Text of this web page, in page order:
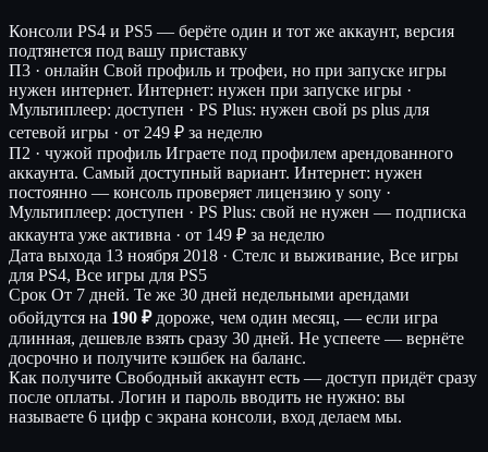
Консоли PS4 и PS5 — берёте один и тот же аккаунт, версия
подтянется под вашу приставку
П3 · онлайн Свой профиль и трофеи, но при запуске игры
нужен интернет. Интернет: нужен при запуске игры ·
Мультиплеер: доступен · PS Plus: нужен свой ps plus для
сетевой игры · от 249 ₽ за неделю
П2 · чужой профиль Играете под профилем арендованного
аккаунта. Самый доступный вариант. Интернет: нужен
постоянно — консоль проверяет лицензию у sony ·
Мультиплеер: доступен · PS Plus: свой не нужен — подписка
аккаунта уже активна · от 149 ₽ за неделю
Дата выхода 13 ноября 2018 · Стелс и выживание, Все игры
для PS4, Все игры для PS5
Срок От 7 дней. Те же 30 дней недельными арендами
обойдутся на 190 ₽дороже, чем один месяц, — если игра
длинная, дешевле взять сразу 30 дней. Не успеете — вернёте
досрочно и получите кэшбек на баланс.
Как получите Свободный аккаунт есть — доступ придёт сразу
после оплаты. Логин и пароль вводить не нужно: вы
называете 6 цифр с экрана консоли, вход делаем мы.